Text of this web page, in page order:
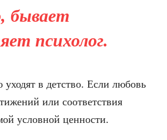
бывает
психолог.
уходят в детство. Если любовь
или соответствия
условной ценности.